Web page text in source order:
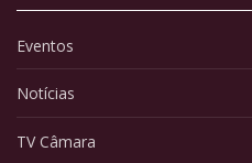
Eventos
Notícias
TV Câmara